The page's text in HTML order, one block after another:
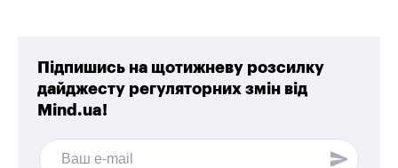
Підпишись на щотижневу розсилку
дайджесту регуляторних змін від
Mind.ua!